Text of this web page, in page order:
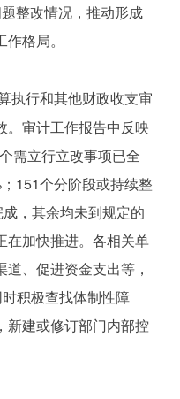
整改情况，推动形成
格局。
执行和其他财政收支审
。审计工作报告中反映
需立行立改事项已全
151个分阶段或持续整
，其余均未到规定的
在加快推进。各相关单
、促进资金支出等，
积极查找体制性障
新建或修订部门内部控